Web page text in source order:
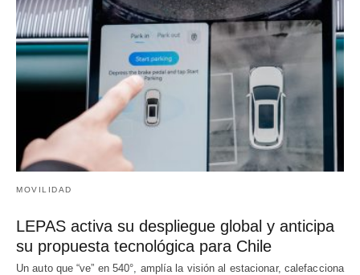
MOVILIDAD
LEPAS activa su despliegue global y anticipa
su propuesta tecnológica para Chile
Un auto que “ve” en 540°, amplía la visión al estacionar, calefacciona